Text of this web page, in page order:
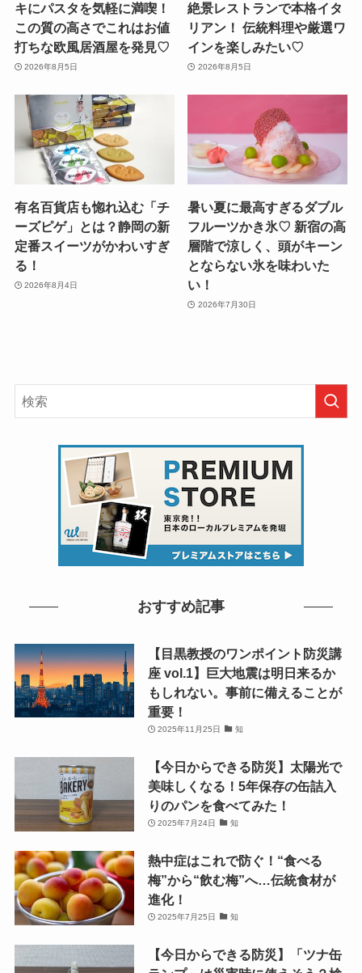
キにパスタを気軽に満喫！
この質の高さでこれはお値
打ちな欧風居酒屋を発見♡
2026年8月5日
絶景レストランで本格イタ
リアン！ 伝統料理や厳選ワ
インを楽しみたい♡
2026年8月5日
有名百貨店も惚れ込む「チ
ーズピゲ」とは？静岡の新
定番スイーツがかわいすぎ
る！
2026年8月4日
暑い夏に最高すぎるダブル
フルーツかき氷♡ 新宿の高
層階で涼しく、頭がキーン
とならない氷を味わいた
い！
2026年7月30日
おすすめ記事
【目黒教授のワンポイント防災講
座 vol.1】巨大地震は明日来るか
もしれない。事前に備えることが
重要！
2025年11月25日 知
【今日からできる防災】太陽光で
美味しくなる！5年保存の缶詰入
りのパンを食べてみた！
2025年7月24日 知
熱中症はこれで防ぐ！“食べる
梅”から“飲む梅”へ…伝統食材が
進化！
2025年7月25日 知
【今日からできる防災】「ツナ缶